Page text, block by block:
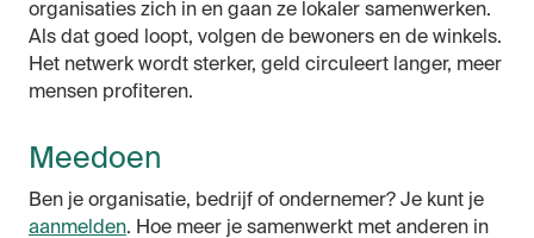
organisaties zich in en gaan ze lokaler samenwerken.
Als dat goed loopt, volgen de bewoners en de winkels.
Het netwerk wordt sterker, geld circuleert langer, meer
mensen profiteren.
Meedoen
Ben je organisatie, bedrijf of ondernemer? Je kunt je
aanmelden. Hoe meer je samenwerkt met anderen in